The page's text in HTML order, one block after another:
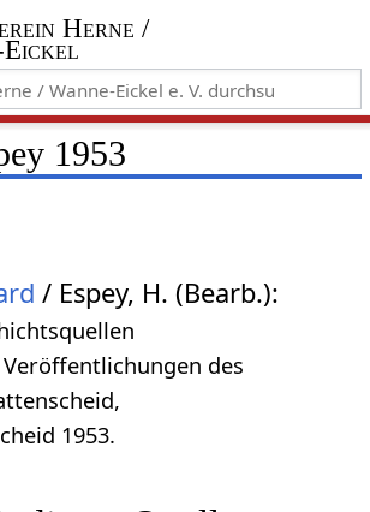
Herne /
Eickel
1953
/ Espey, H. (Bearb.):
des
1953.